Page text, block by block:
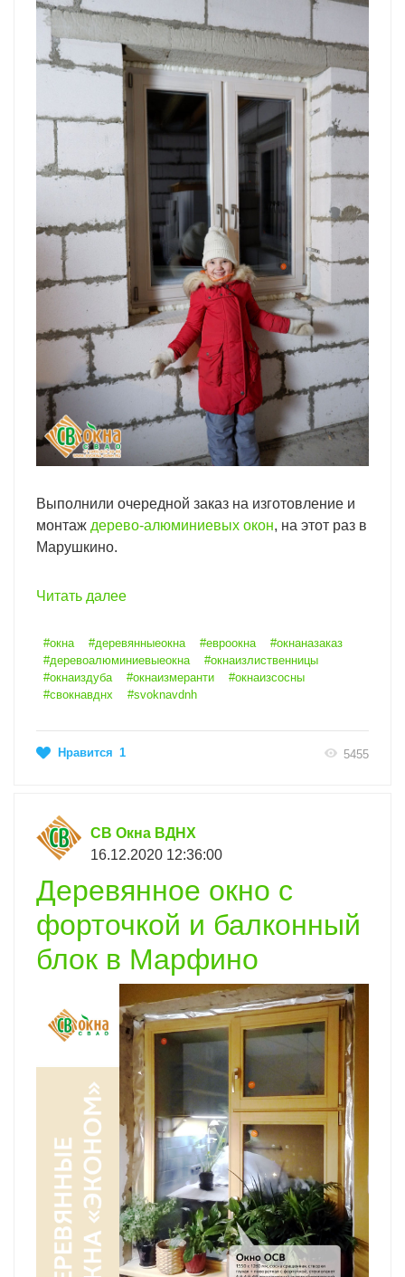
Выполнили очередной заказ на изготовление и
монтаж дерево-алюминиевых окон, на этот раз в
Марушкино.
Читать далее
#окна #деревянныеокна #евроокна
#окнаназаказ
#деревоалюминиевыеокна
#окнаизлиственницы
#окнаиздуба
#окнаизмеранти
#окнаизсосны
#свокнавднх
#svoknavdnh
Нравится 1 5455
СВ Окна ВДНХ
16.12.2020 12:36:00
Деревянное окно с
форточкой и балконный
блок в Марфино